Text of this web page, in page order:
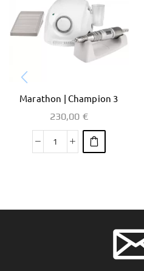
Marathon | Champion 3
230,00 €